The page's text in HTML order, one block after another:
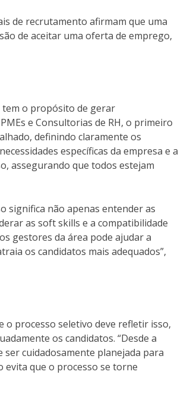
de recrutamento afirmam que uma
de aceitar uma oferta de emprego,
tem o propósito de gerar
e Consultorias de RH, o primeiro
definindo claramente os
específicas da empresa e a
assegurando que todos estejam
significa não apenas entender as
as soft skills e a compatibilidade
gestores da área pode ajudar a
os candidatos mais adequados”,
o processo seletivo deve refletir isso,
os candidatos. “Desde a
cuidadosamente planejada para
evita que o processo se torne